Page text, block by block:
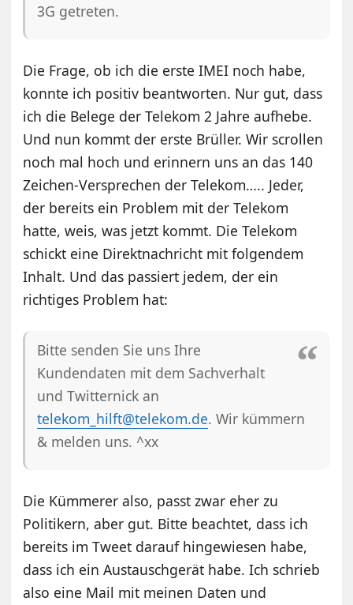
3G getreten.
Die Frage, ob ich die erste IMEI noch habe,
konnte ich positiv beantworten. Nur gut, dass
ich die Belege der Telekom 2 Jahre aufhebe.
Und nun kommt der erste Brüller. Wir scrollen
noch mal hoch und erinnern uns an das 140
Zeichen-Versprechen der Telekom….. Jeder,
der bereits ein Problem mit der Telekom
hatte, weis, was jetzt kommt. Die Telekom
schickt eine Direktnachricht mit folgendem
Inhalt. Und das passiert jedem, der ein
richtiges Problem hat:
Bitte senden Sie uns Ihre
Kundendaten mit dem Sachverhalt
und Twitternick an
telekom_hilft@telekom.de. Wir kümmern
& melden uns. ^xx
Die Kümmerer also, passt zwar eher zu
Politikern, aber gut. Bitte beachtet, dass ich
bereits im Tweet darauf hingewiesen habe,
dass ich ein Austauschgerät habe. Ich schrieb
also eine Mail mit meinen Daten und